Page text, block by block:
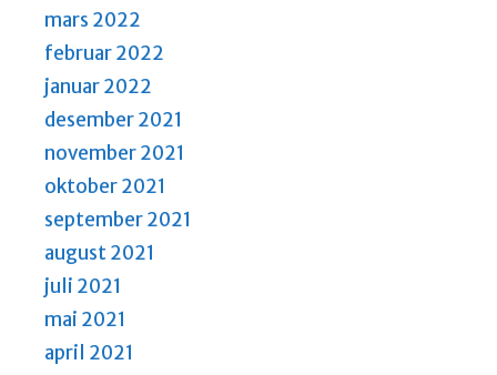
mars 2022
februar 2022
januar 2022
desember 2021
november 2021
oktober 2021
september 2021
august 2021
juli 2021
mai 2021
april 2021